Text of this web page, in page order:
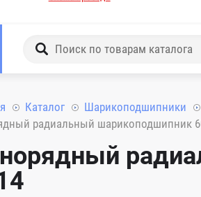
Каталог Шарикоподшипники
радиальный шарикоподшипник